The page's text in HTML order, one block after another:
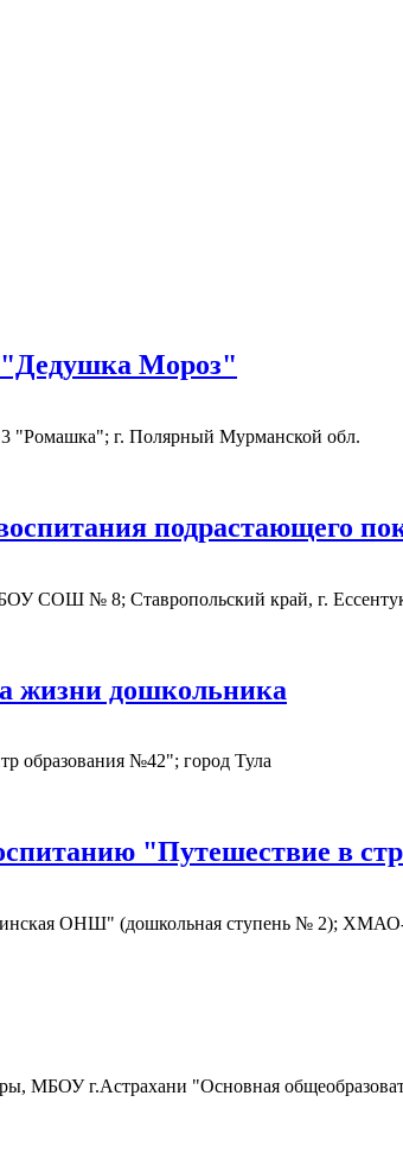
"Дедушка Мороз"
"Ромашка"; г. Полярный Мурманской обл.
подрастающего
СОШ № 8; Ставропольский край, г.
жизни дошкольника
образования №42"; город Тула
"Путешествие в
ОНШ" (дошкольная ступень № 2);
МБОУ г.Астрахани "Основная